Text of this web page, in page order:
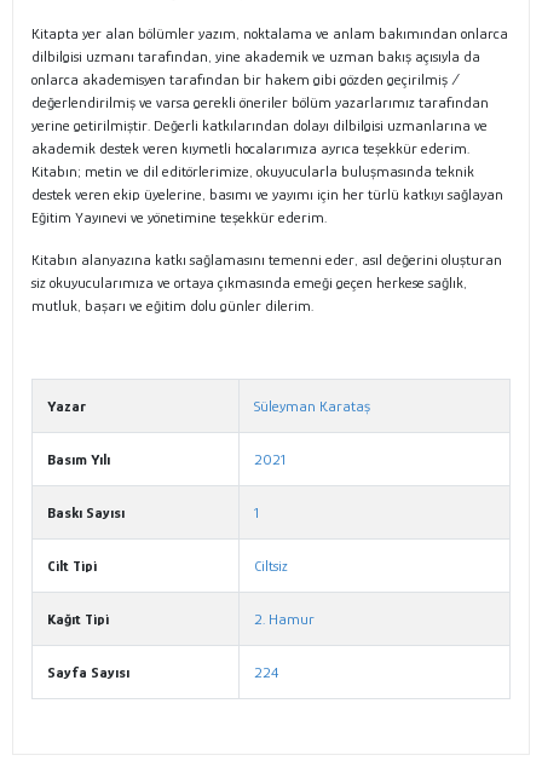
Kitapta yer alan bölümler yazım, noktalama ve anlam bakımından onlarca
dilbilgisi uzmanı tarafından, yine akademik ve uzman bakış açısıyla da
onlarca akademisyen tarafından bir hakem gibi gözden geçirilmiş /
değerlendirilmiş ve varsa gerekli öneriler bölüm yazarlarımız tarafından
yerine getirilmiştir. Değerli katkılarından dolayı dilbilgisi uzmanlarına ve
akademik destek veren kıymetli hocalarımıza ayrıca teşekkür ederim.
Kitabın; metin ve dil editörlerimize, okuyucularla buluşmasında teknik
destek veren ekip üyelerine, basımı ve yayımı için her türlü katkıyı sağlayan
Eğitim Yayınevi ve yönetimine teşekkür ederim.
Kitabın alanyazına katkı sağlamasını temenni eder, asıl değerini oluşturan
siz okuyucularımıza ve ortaya çıkmasında emeği geçen herkese sağlık,
mutluk, başarı ve eğitim dolu günler dilerim.
Yazar Süleyman Karataş
Basım Yılı 2021
Baskı Sayısı 1
Cilt Tipi Ciltsiz
Kağıt Tipi 2. Hamur
Sayfa Sayısı 224